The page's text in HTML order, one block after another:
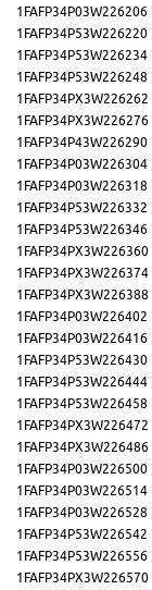
1FAFP34P03W226206
1FAFP34P53W226220
1FAFP34P53W226234
1FAFP34P53W226248
1FAFP34PX3W226262
1FAFP34PX3W226276
1FAFP34P43W226290
1FAFP34P03W226304
1FAFP34P03W226318
1FAFP34P53W226332
1FAFP34P53W226346
1FAFP34PX3W226360
1FAFP34PX3W226374
1FAFP34PX3W226388
1FAFP34P03W226402
1FAFP34P03W226416
1FAFP34P53W226430
1FAFP34P53W226444
1FAFP34P53W226458
1FAFP34PX3W226472
1FAFP34PX3W226486
1FAFP34P03W226500
1FAFP34P03W226514
1FAFP34P03W226528
1FAFP34P53W226542
1FAFP34P53W226556
1FAFP34PX3W226570